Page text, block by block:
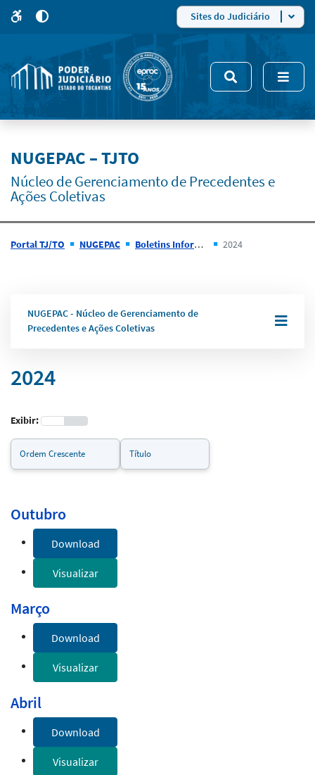
site
5
modo
de
alto
Sites do Judiciário
NUGEPAC – TJTO
Núcleo de Gerenciamento de Precedentes e
Ações Coletivas
Portal TJ/TO NUGEPAC Boletins Informativos 2024
NUGEPAC - Núcleo de Gerenciamento de
Precedentes e Ações Coletivas
2024
Exibir:
Outubro
Download
Visualizar
Março
Download
Visualizar
Abril
Download
Visualizar